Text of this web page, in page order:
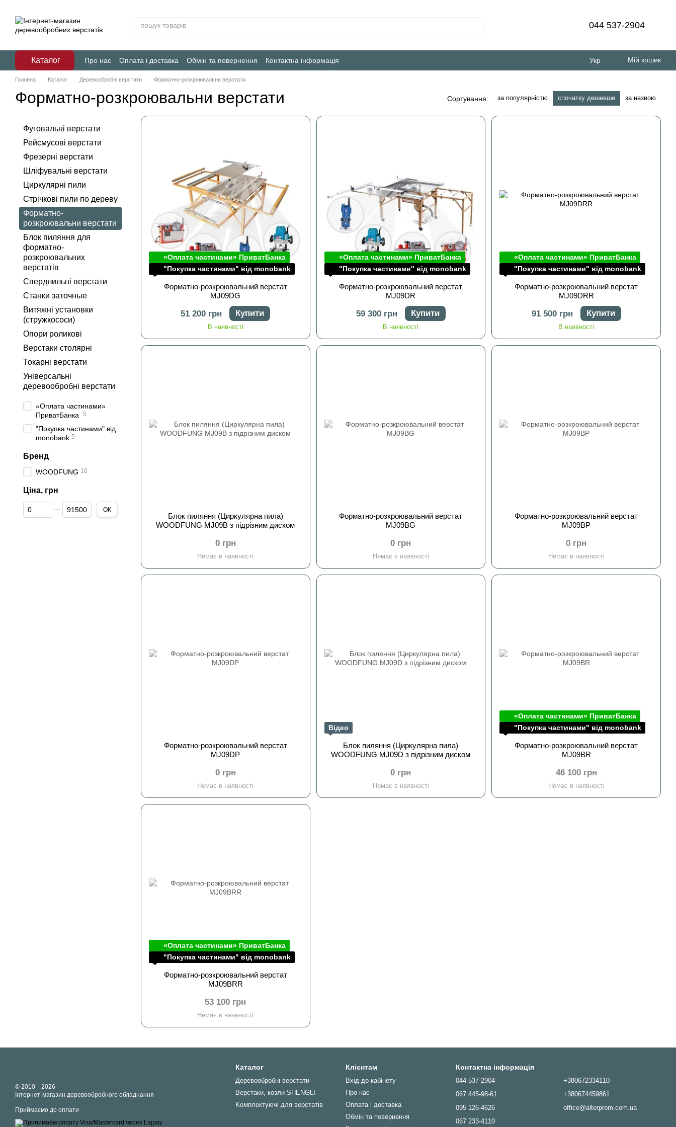
044 537-2904
Каталог Про нас Оплата і доставка Обмін та повернення Контактна інформація Укр Мій кошик
Головна Каталог Деревообробні верстати Форматно-розкроювальни верстати
Форматно-розкроювальни верстати Сортування: за популярністю спочатку дешевше за назвою
«Оплата частинами» ПриватБанка
"Покупка частинами" від monobank
Форматно-розкроювальний верстат
MJ09DG
51 200 грн Купити
В наявності
«Оплата частинами» ПриватБанка
"Покупка частинами" від monobank
Форматно-розкроювальний верстат
MJ09DR
59 300 грн Купити
В наявності
«Оплата частинами» ПриватБанка
"Покупка частинами" від monobank
Форматно-розкроювальний верстат
MJ09DRR
91 500 грн Купити
В наявності
Блок пиляння (Циркулярна пила)
WOODFUNG MJ09B з підрізним диском
0 грн
Немає в наявності
Форматно-розкроювальний верстат
MJ09BG
0 грн
Немає в наявності
Форматно-розкроювальний верстат
MJ09BP
0 грн
Немає в наявності
Форматно-розкроювальний верстат
MJ09DP
0 грн
Немає в наявності
Відео
Блок пиляння (Циркулярна пила)
WOODFUNG MJ09D з підрізним диском
0 грн
Немає в наявності
«Оплата частинами» ПриватБанка
"Покупка частинами" від monobank
Форматно-розкроювальний верстат
MJ09BR
46 100 грн
Немає в наявності
«Оплата частинами» ПриватБанка
"Покупка частинами" від monobank
Форматно-розкроювальний верстат
MJ09BRR
53 100 грн
Немає в наявності
Фуговальні верстати
Рейсмусові верстати
Фрезерні верстати
Шліфувальні верстати
Циркулярні пили
Стрічкові пили по дереву
Форматно-
розкроювальни верстати
Блок пиляння для
форматно-
розкроювальних
верстатів
Свердлильні верстати
Станки заточные
Витяжні установки
(стружкососи)
Опори роликові
Верстаки столярні
Токарні верстати
Універсальні
деревообробні верстати
«Оплата частинами»
ПриватБанка
5
"Покупка частинами" від
monobank 5
Бренд
WOODFUNG 10
Ціна, грн
Від Ціна, грн
До Ціна, грн ОК
© 2010—2026
Інтернет-магазин деревообробного обладнання
Приймаємо до оплати
Каталог
Деревообробні верстати
Верстаки, козли SHENGLI
Kомплектуючі для верстатів
Клієнтам
Вхід до кабінету
Про нас
Оплата і доставка
Обмін та повернення
Контактна інформація
044 537-2904
067 445-98-61
095 126-4626
067 233-4110
+380672334110
+380674459861
office@alterprom.com.ua